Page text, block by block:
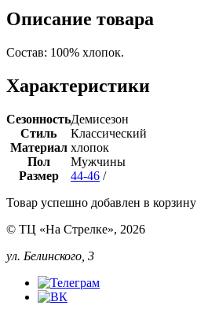
Описание товара
Состав: 100% хлопок.
Характеристики
СезонностьДемисезон
Стиль
Классический
Материал хлопок
Пол
Мужчины
Размер
44-46 /
Товар успешно добавлен в корзину
© ТЦ «На Стрелке», 2026
ул. Белинского, 3